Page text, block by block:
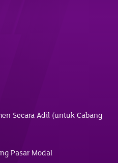
Secara Adil (untuk Cabang
Pasar Modal